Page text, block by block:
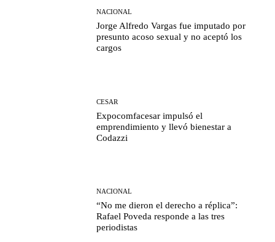
NACIONAL
Jorge Alfredo Vargas fue imputado por
presunto acoso sexual y no aceptó los
cargos
CESAR
Expocomfacesar impulsó el
emprendimiento y llevó bienestar a
Codazzi
NACIONAL
“No me dieron el derecho a réplica”:
Rafael Poveda responde a las tres
periodistas